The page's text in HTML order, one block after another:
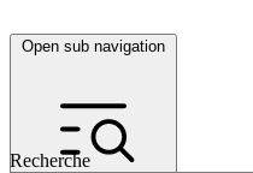
Open sub navigation
Recherche